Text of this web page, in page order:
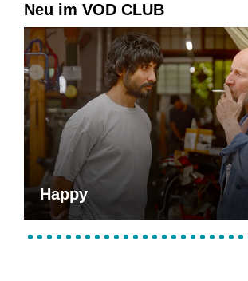
Neu im VOD CLUB
Happy